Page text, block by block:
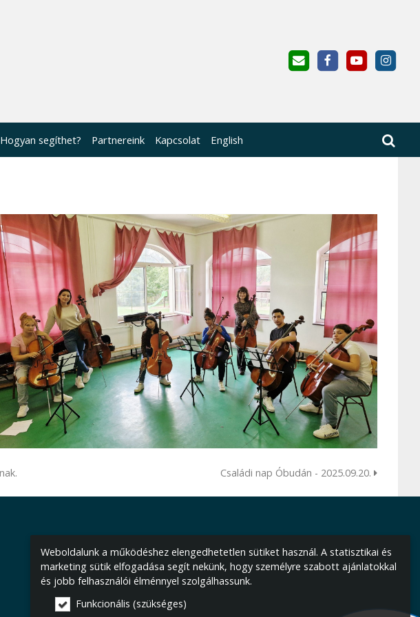
Hogyan segíthet? Partnereink Kapcsolat English
Családi nap Óbudán - 2025.09.20.
Weboldalunk a működéshez elengedhetetlen sütiket használ. A statisztikai és
marketing sütik elfogadása segít nekünk, hogy személyre szabott ajánlatokkal
és jobb felhasználói élménnyel szolgálhassunk.
Funkcionális (szükséges)